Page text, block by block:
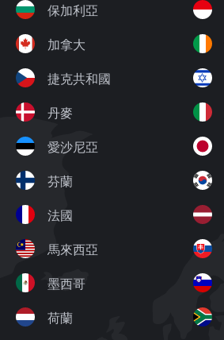
保加利亞
加拿大
捷克共和國
丹麥
愛沙尼亞
芬蘭
法國
馬來西亞
墨西哥
荷蘭